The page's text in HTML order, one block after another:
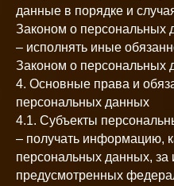
данные в порядке и
Законом о персональных
– исполнять иные
Законом о персональных
4. Основные права и
персональных данных
4.1. Субъекты
– получать информацию,
персональных данных, за
предусмотренных